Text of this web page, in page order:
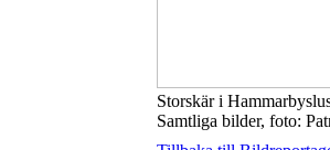
Storskär i
Samtliga bilder, foto: